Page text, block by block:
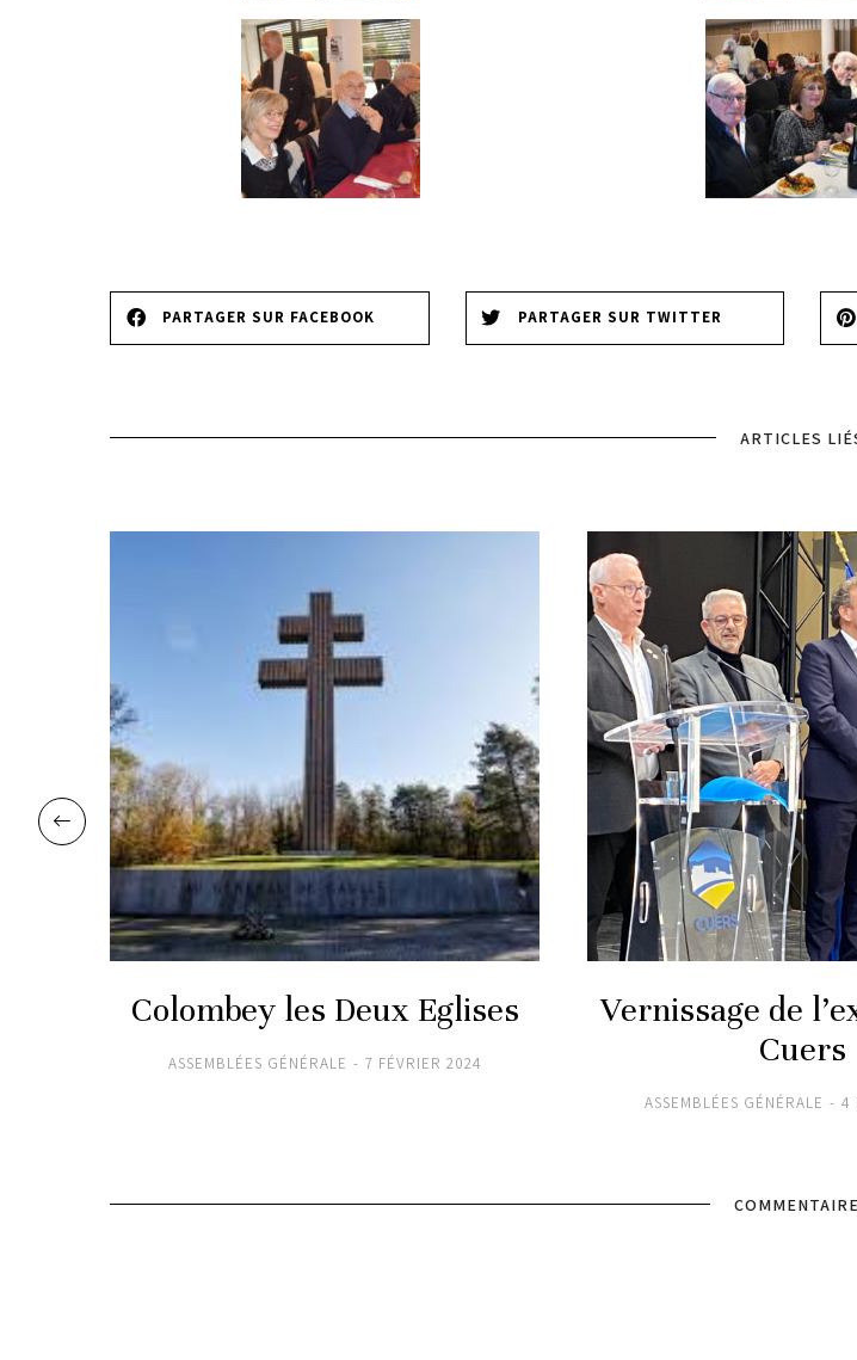
PARTAGER SUR FACEBOOK PARTAGER SUR TWITTER
ARTICLES
Colombey les Deux Eglises
ASSEMBLÉES GÉNÉRALE 7 FÉVRIER 2024
Vernissage de
Cuers
ASSEMBLÉES GÉNÉRALE 4